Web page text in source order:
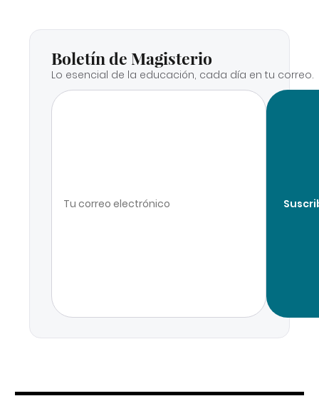
Boletín de Magisterio
Lo esencial de la educación, cada día en tu correo.